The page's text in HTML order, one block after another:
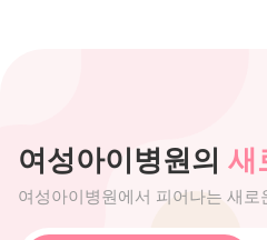
여성아이병원의 새
여성아이병원에서 피어나는 새로